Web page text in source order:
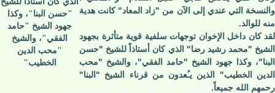
"حسن البنا"، وكذا
جهود الشيخ "حامد
الفقي"، والشيخ
"محب الدين
الخطيب"
والنسخة التي عندي إلى الآن من "زاد المعاد" كانت هدية
منه للوالد.
لقد كان داخل الإخوان توجهات سلفية قوية متأثرة بجهود
الشيخ "محمد رشيد رضا" الذي كان أستاذاً للشيخ "حسن
البنا"، وكذا جهود الشيخ "حامد الفقي"، والشيخ "محب
الدين الخطيب" الذين يـُعدون من قرناء الشيخ "البنا"
رحمهم الله جميعاً.